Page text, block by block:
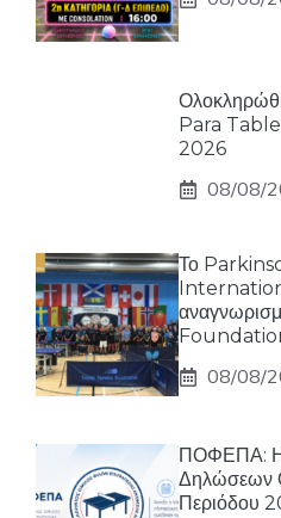
Para
2026
08/08/
Το
08/08/
ΠΟΦΕΠΑ:
Δηλώσεων
Περιόδου